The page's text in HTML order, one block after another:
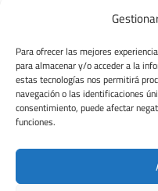
Para ofrecer las mejores
para almacenar y/o acceder a la
estas tecnologías nos permitirá
navegación o las identificaciones
consentimiento, puede afectar
funciones.